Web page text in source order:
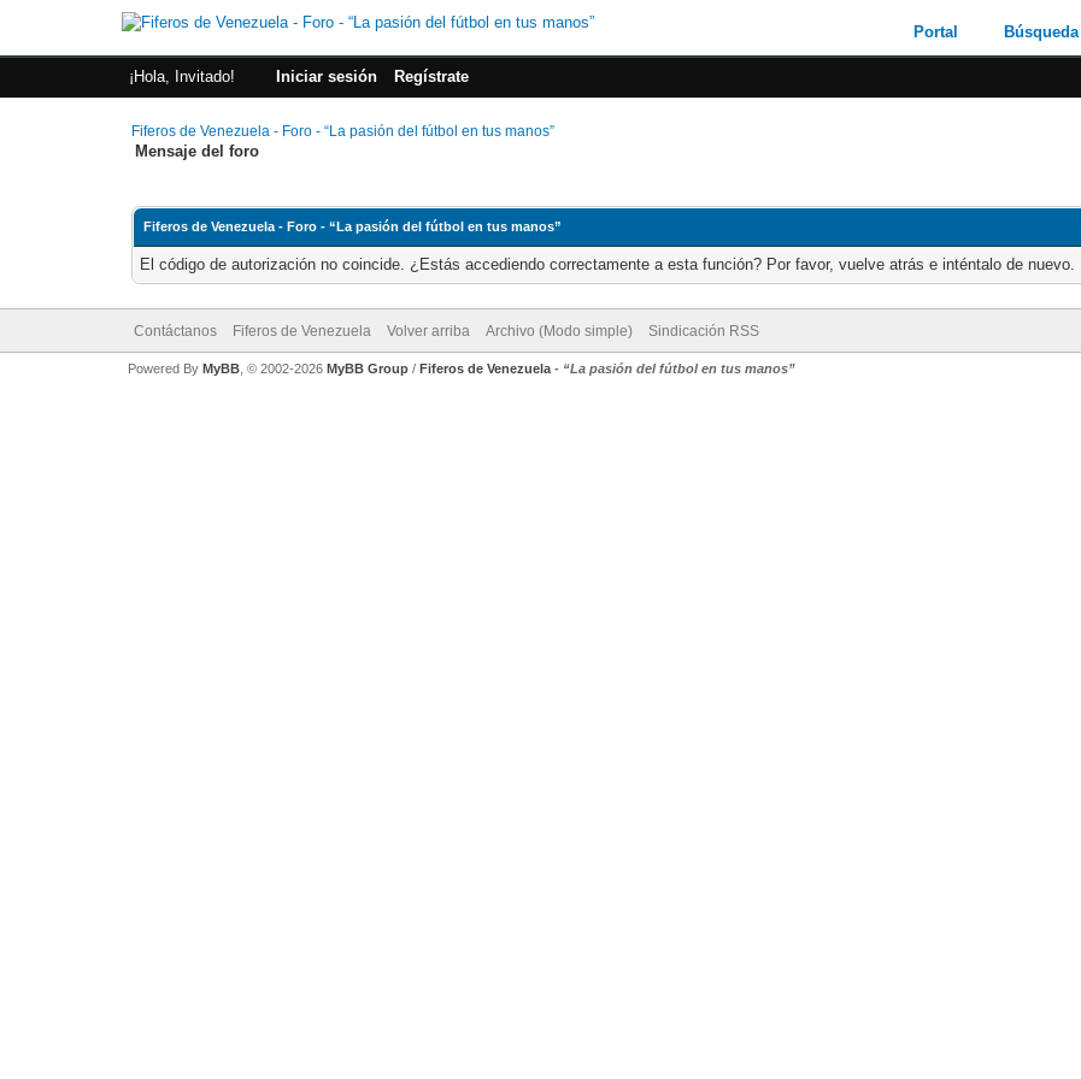
Portal Búsqueda
¡Hola, Invitado! Iniciar sesión Regístrate
Fiferos de Venezuela - Foro - “La pasión del fútbol en tus manos”
Mensaje del foro
Fiferos de Venezuela - Foro - “La pasión del fútbol en tus manos”
El código de autorización no coincide. ¿Estás accediendo correctamente a esta función? Por favor, vuelve atrás e inténtalo de nuevo.
Contáctanos Fiferos de Venezuela Volver arriba Archivo (Modo simple) Sindicación RSS
Powered By MyBB, © 2002-2026 MyBB Group/ Fiferos de Venezuela- “La pasión del fútbol en tus manos”